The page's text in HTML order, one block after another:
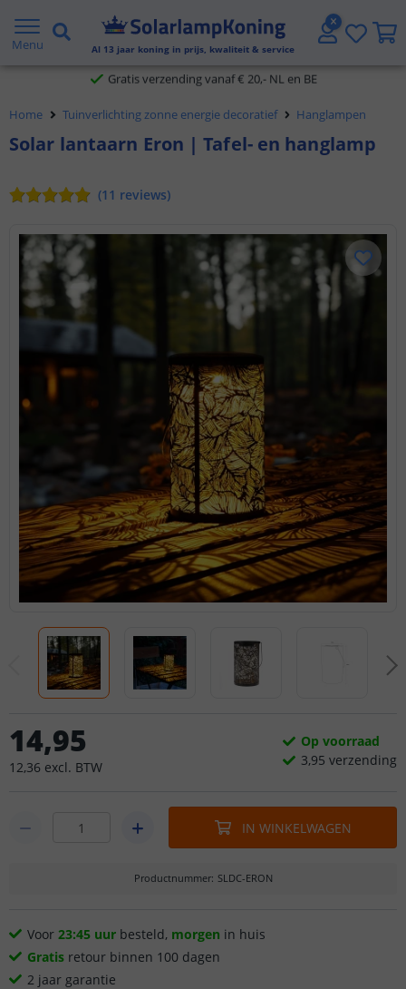
Menu Al 13 jaar koning in prijs, kwaliteit & service
Gratis verzending vanaf € 20,- NL en BE
Klantbeoordeling 9.1
Voor 23:45 uur besteld, morgen in huis
Home Tuinverlichting zonne energie decoratief Hanglampen
Solar lantaarn Eron | Tafel- en hanglamp
(11 reviews)
14,95
12,36 excl. BTW
Op voorraad
3,95 verzending
IN WINKELWAGEN
Productnummer: SLDC-ERON
Voor 23:45 uur besteld, morgen in huis
Gratis retour binnen 100 dagen
2 jaar garantie